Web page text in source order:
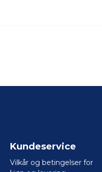
Kundeservice
Vilkår og betingelser for